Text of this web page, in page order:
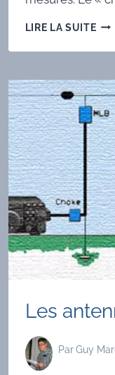
LIRE LA SUITE
FIL
9:1
Les
Par Guy